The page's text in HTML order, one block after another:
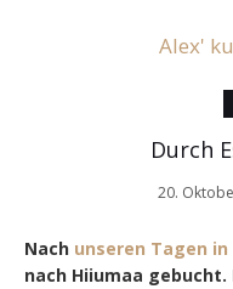
Alex'
Durch
20.
Nach unseren Tagen in
nach Hiiumaa